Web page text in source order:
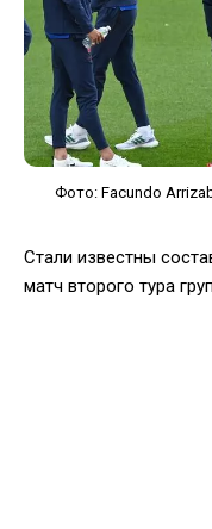
Фото: Facundo
Стали известны
матч второго тура